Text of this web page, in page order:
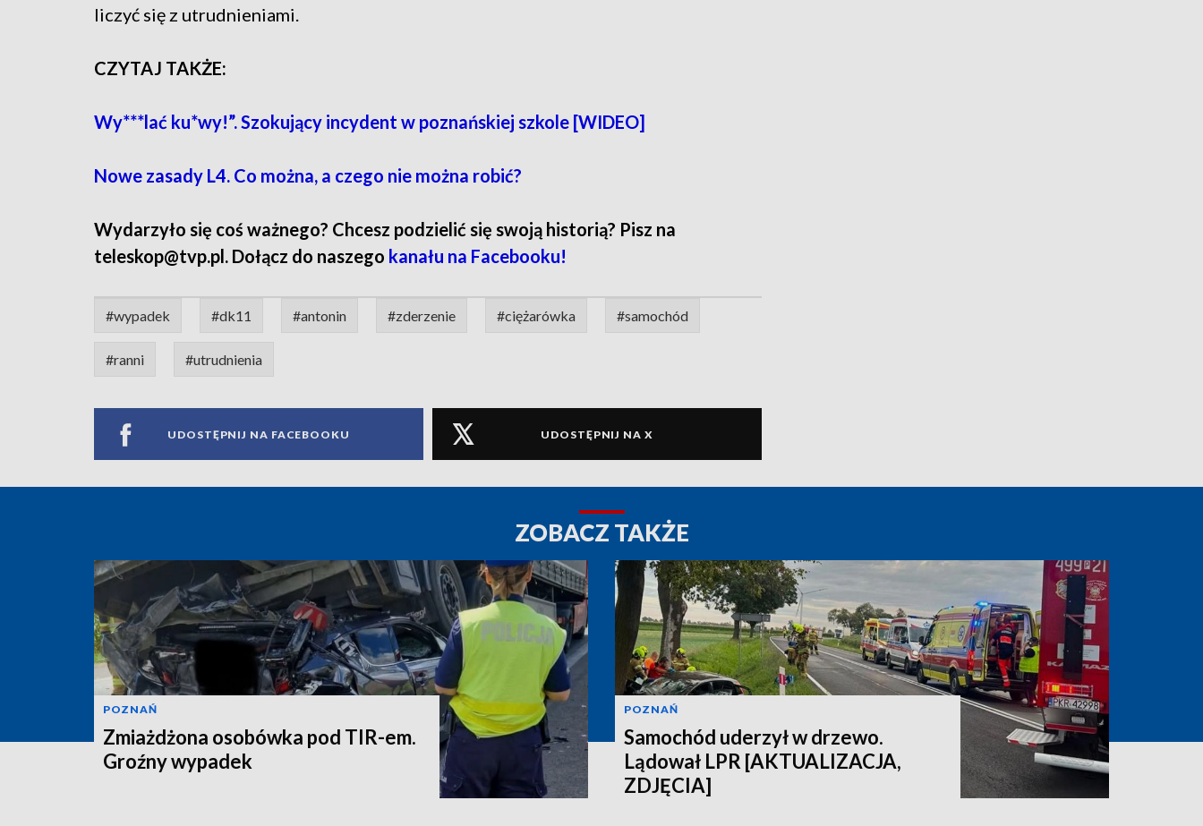
liczyć się z utrudnieniami.
CZYTAJ TAKŻE:
Wy***lać ku*wy!”. Szokujący incydent w poznańskiej szkole [WIDEO]
Nowe zasady L4. Co można, a czego nie można robić?
Wydarzyło się coś ważnego? Chcesz podzielić się swoją historią? Pisz na
teleskop@tvp.pl. Dołącz do naszego kanału na Facebooku!
#wypadek #dk11 #antonin #zderzenie #ciężarówka #samochód
#ranni #utrudnienia
UDOSTĘPNIJ NA FACEBOOKU UDOSTĘPNIJ NA X
ZOBACZ TAKŻE
POZNAŃ
Zmiażdżona osobówka pod TIR-em.
Groźny wypadek
POZNAŃ
Samochód uderzył w drzewo.
Lądował LPR [AKTUALIZACJA,
ZDJĘCIA]